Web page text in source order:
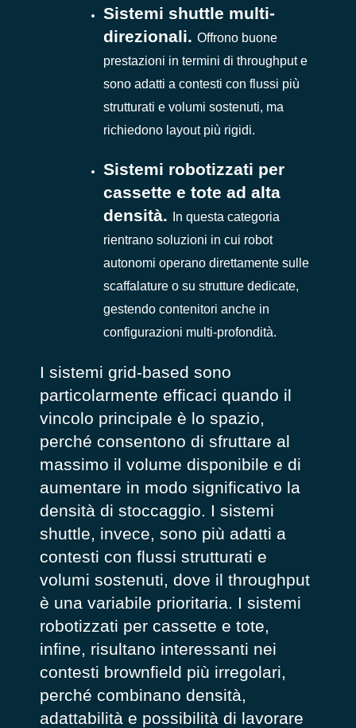
Sistemi shuttle multi-
direzionali. Offrono buone
prestazioni in termini di throughput e
sono adatti a contesti con flussi più
strutturati e volumi sostenuti, ma
richiedono layout più rigidi.
Sistemi robotizzati per
cassette e tote ad alta
densità.
In questa categoria
rientrano soluzioni in cui robot
autonomi operano direttamente sulle
scaffalature o su strutture dedicate,
gestendo contenitori anche in
configurazioni multi-profondità.
I sistemi grid-based sono
particolarmente efficaci quando il
vincolo principale è lo spazio,
perché consentono di sfruttare al
massimo il volume disponibile e di
aumentare in modo significativo la
densità di stoccaggio. I sistemi
shuttle, invece, sono più adatti a
contesti con flussi strutturati e
volumi sostenuti, dove il throughput
è una variabile prioritaria. I sistemi
robotizzati per cassette e tote,
infine, risultano interessanti nei
contesti brownfield più irregolari,
perché combinano densità,
adattabilità e possibilità di lavorare